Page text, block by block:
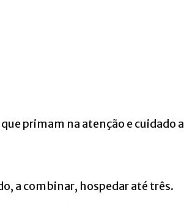
primam na atenção e cuidado a
a combinar, hospedar até três.